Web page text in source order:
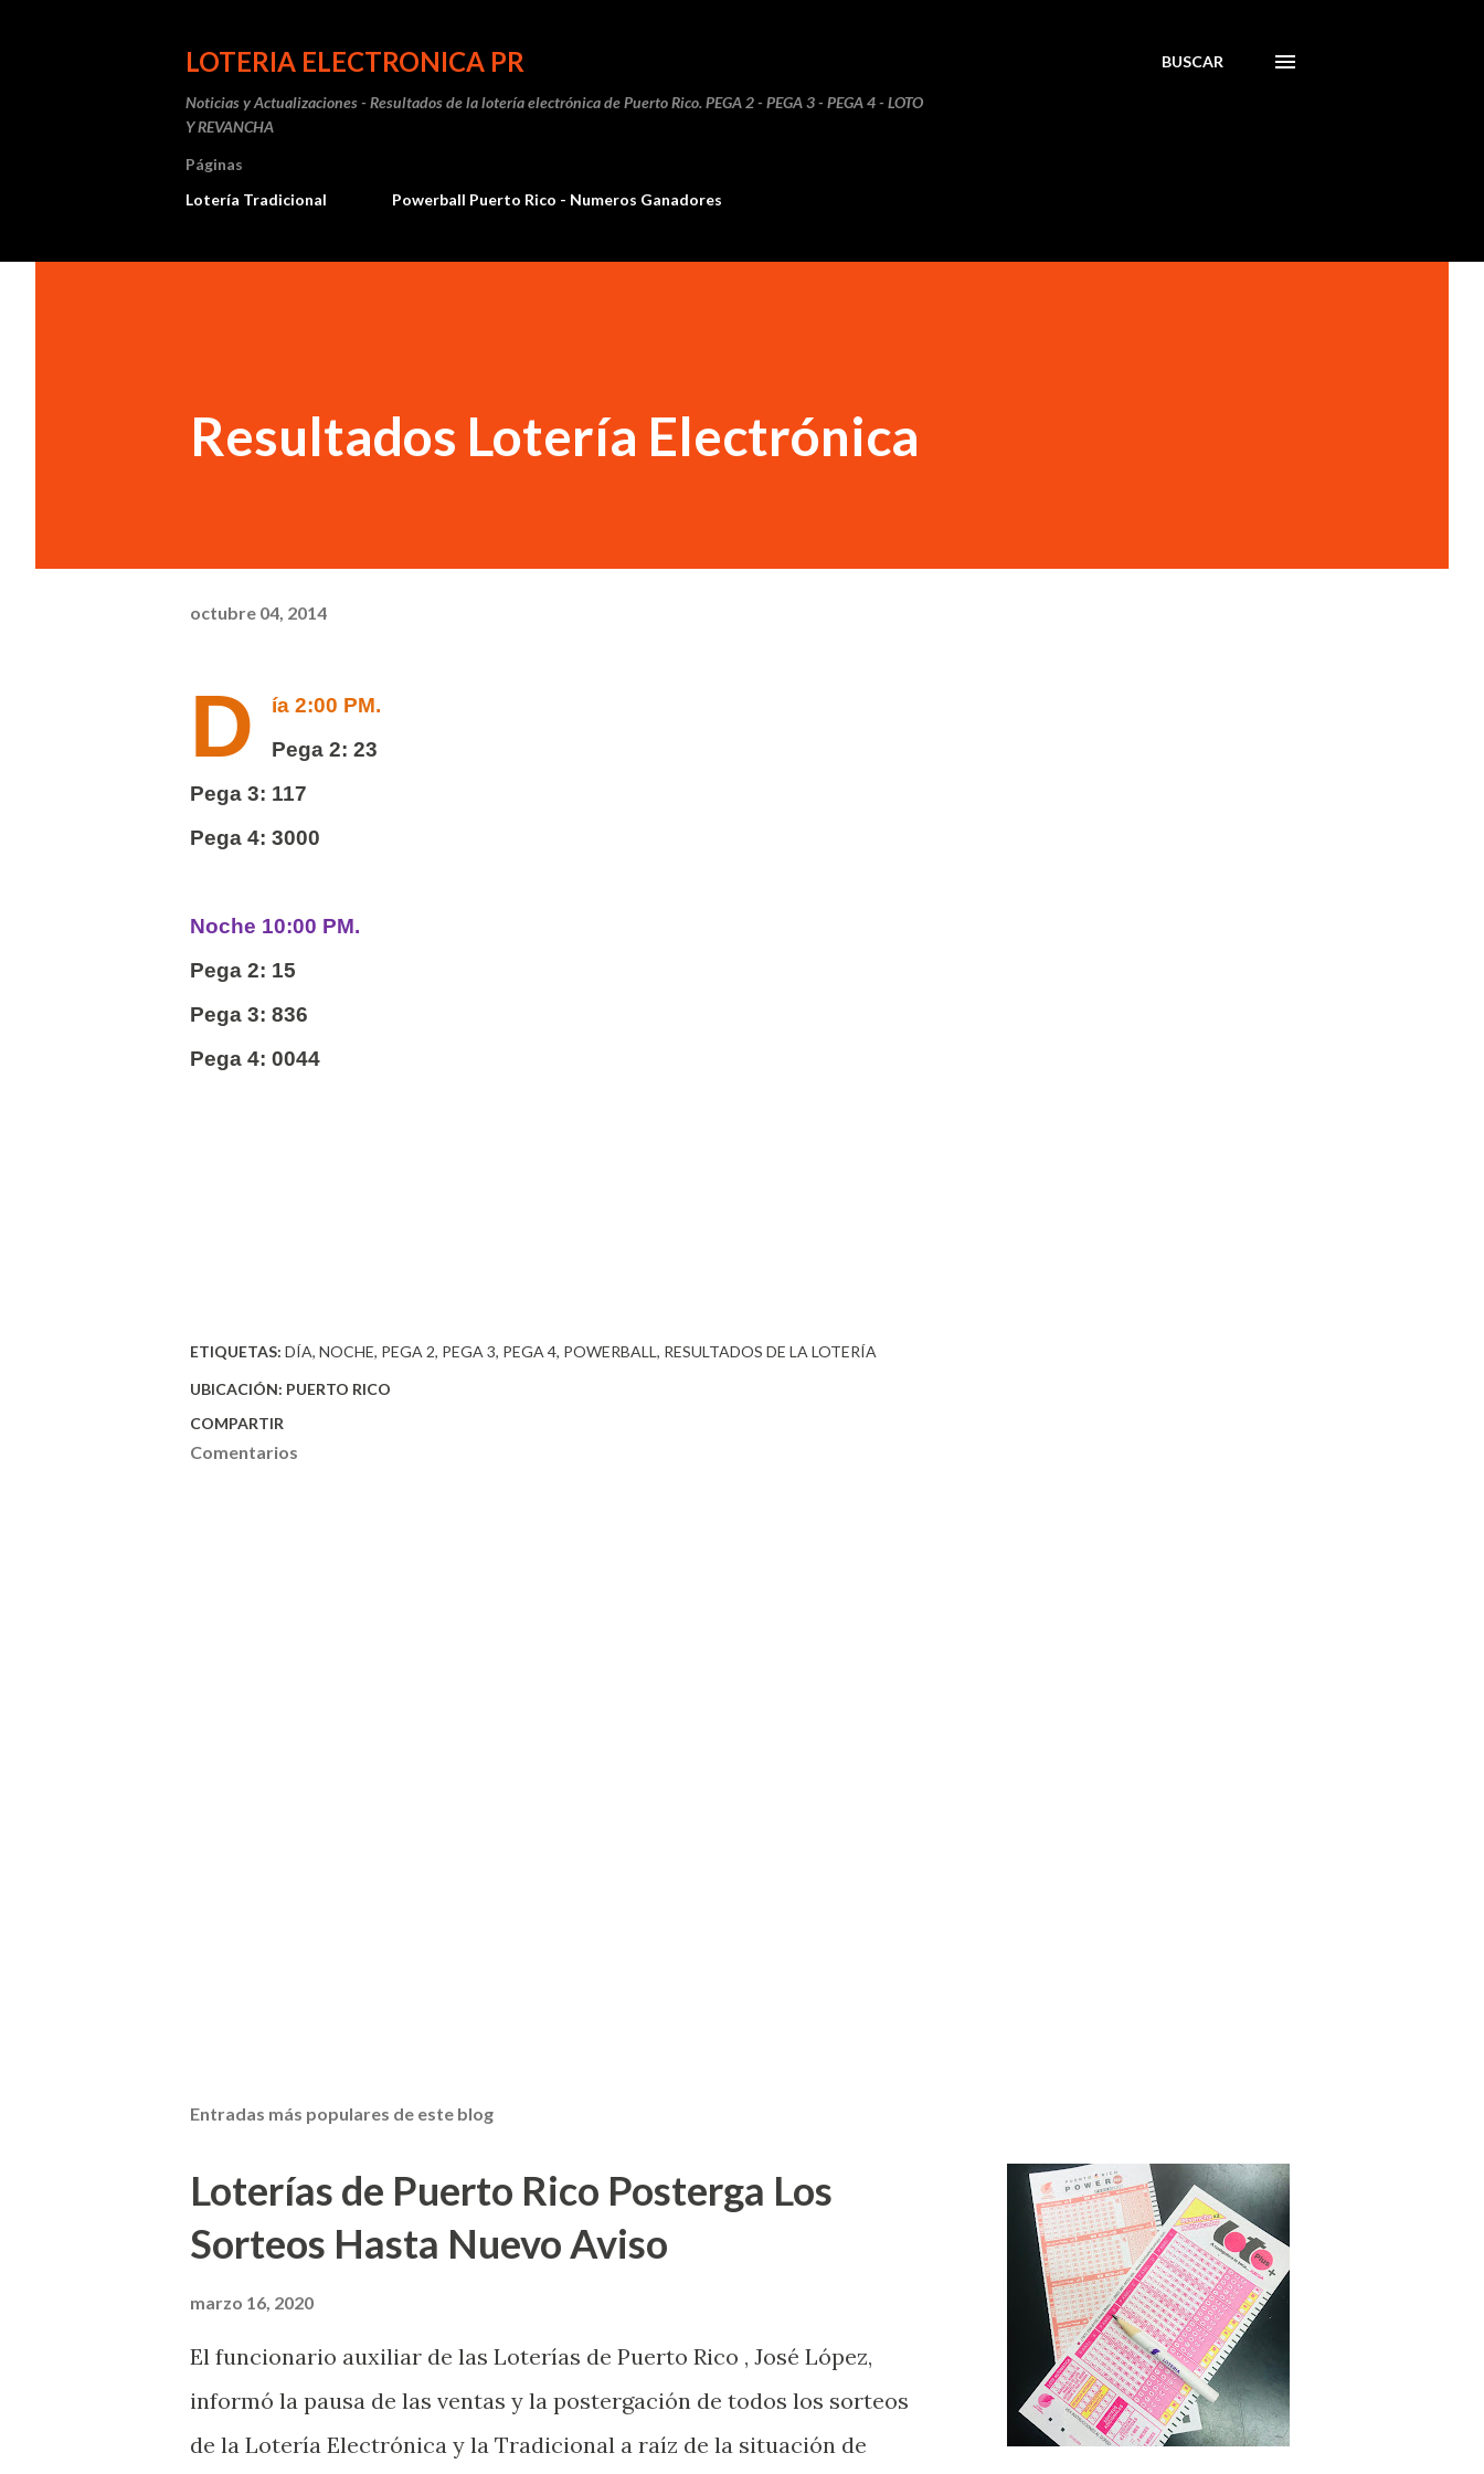
LOTERIA ELECTRONICA PR
Noticias y Actualizaciones - Resultados de la lotería electrónica de Puerto Rico. PEGA 2 - PEGA 3 - PEGA 4 - LOTO
Y REVANCHA
BUSCAR
Páginas
Lotería Tradicional
Powerball Puerto Rico - Numeros Ganadores
Resultados Lotería Electrónica
octubre 04, 2014
D
ía 2:00 PM.
Pega 2: 23
Pega 3: 117
Pega 4: 3000
Noche 10:00 PM.
Pega 2: 15
Pega 3: 836
Pega 4: 0044
ETIQUETAS: DÍA NOCHE PEGA 2 PEGA 3 PEGA 4 POWERBALL
RESULTADOS DE LA LOTERÍA
UBICACIÓN: PUERTO RICO
COMPARTIR
Comentarios
Entradas más populares de este blog
Loterías de Puerto Rico Posterga Los
Sorteos Hasta Nuevo Aviso
marzo 16, 2020
El funcionario auxiliar de las Loterías de Puerto Rico , José López,
informó la pausa de las ventas y la postergación de todos los sorteos
de la Lotería Electrónica y la Tradicional a raíz de la situación de